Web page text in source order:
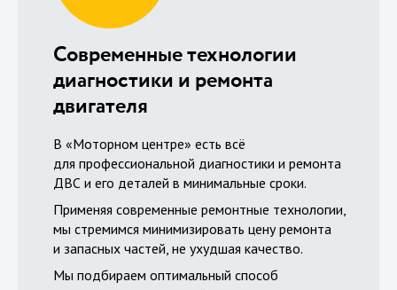
Современные технологии
диагностики и ремонта
двигателя
В «Моторном центре» есть всё
для профессиональной диагностики и ремонта
ДВС и его деталей в минимальные сроки.
Применяя современные ремонтные технологии,
мы стремимся минимизировать цену ремонта
и запасных частей, не ухудшая качество.
Мы подбираем оптимальный способ